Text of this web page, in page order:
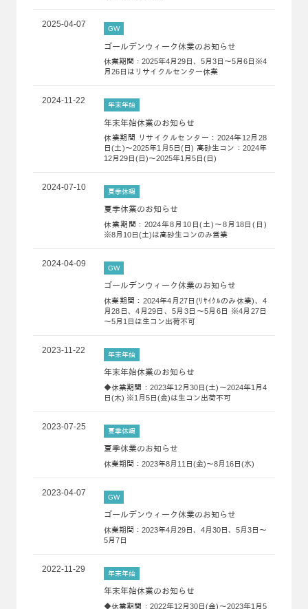
2025-04-07 GW
ゴールデンウィーク休業のお知らせ
休業期間：2025年4月29日、5月3日～5月6日※4
月26日はリサイクルセンター休業
2024-11-22 年末年始
年末年始休業のお知らせ
休業期間 リサイクルセンター：2024年12月28
日(土)～2025年1月5日(日) 高砂生コン：2024年
12月29日(日)～2025年1月5日(日)
2024-07-10 夏季休暇
夏季休業のお知らせ
休業期間：2024年8月10日(土)～8月18日(日)
※8月10日(土)は高砂生コンのみ営業
2024-04-09 GW
ゴールデンウィーク休業のお知らせ
休業期間：2024年4月27日(ﾘｻｲｸﾙのみ休業)、4
月28日、4月29日、5月3日～5月6日 ※4月27日
～5月1日は生コン出荷不可
2023-11-22 年末年始
年末年始休業のお知らせ
◆休業期間：2023年12月30日(土)～2024年1月4
日(木) ※1月5日(金)は生コン出荷不可
2023-07-25 夏季休暇
夏季休業のお知らせ
休業期間：2023年8月11日(金)～8月16日(水)
2023-04-07 GW
ゴールデンウィーク休業のお知らせ
休業期間：2023年4月29日、4月30日、5月3日～
5月7日
2022-11-29 年末年始
年末年始休業のお知らせ
◆休業期間：2022年12月30日(金)～2023年1月5